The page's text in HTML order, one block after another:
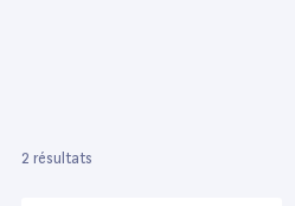
2 résultats